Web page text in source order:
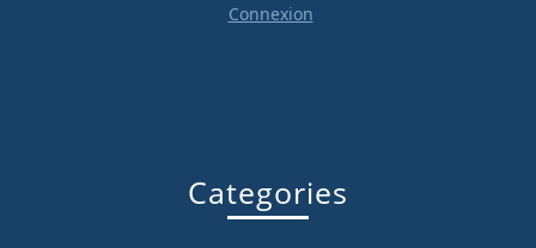
Connexion
Categories